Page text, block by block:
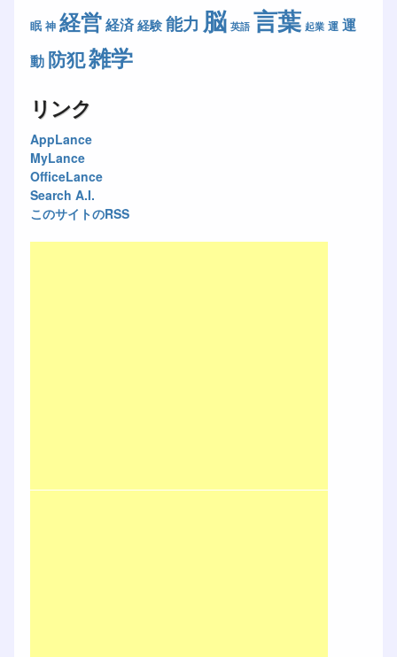
眠 神 経営経済 経験 能力 脳 英語 言葉 起業 運 運
動 防犯雑学
リンク
AppLance
MyLance
OfficeLance
Search A.I.
このサイトのRSS